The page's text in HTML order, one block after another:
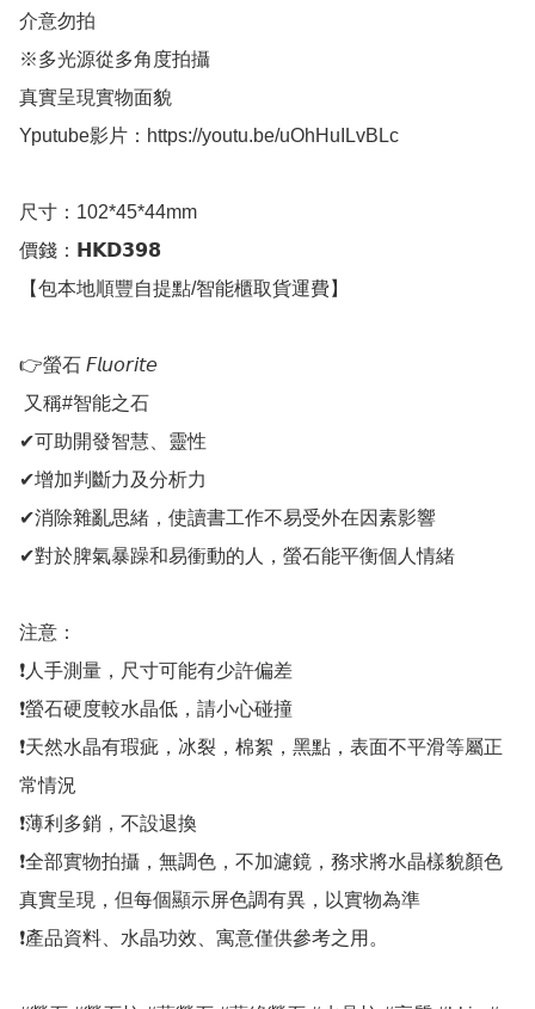
介意勿拍
※多光源從多角度拍攝
真實呈現實物面貌
Yputube影片：https://youtu.be/uOhHuILvBLc
尺寸：102*45*44mm
價錢：𝗛𝗞𝗗𝟯𝟵𝟴
【包本地順豐自提點/智能櫃取貨運費】
👉螢石 𝘍𝘭𝘶𝘰𝘳𝘪𝘵𝘦
✔可助開發智慧、靈性
✔增加判斷力及分析力
✔消除雜亂思緒，使讀書工作不易受外在因素影響
✔對於脾氣暴躁和易衝動的人，螢石能平衡個人情緒
注意：
❗人手測量，尺寸可能有少許偏差
❗螢石硬度較水晶低，請小心碰撞
❗天然水晶有瑕疵，冰裂，棉絮，黑點，表面不平滑等屬正
常情況
❗薄利多銷，不設退換
❗全部實物拍攝，無調色，不加濾鏡，務求將水晶樣貌顏色
真實呈現，但每個顯示屏色調有異，以實物為準
❗產品資料、水晶功效、寓意僅供參考之用。